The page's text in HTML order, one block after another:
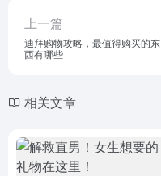
上一篇
迪拜购物攻略，最值得购买的东
西有哪些
相关文章